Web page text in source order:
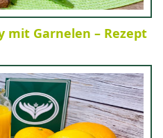
mit Garnelen – Rezept